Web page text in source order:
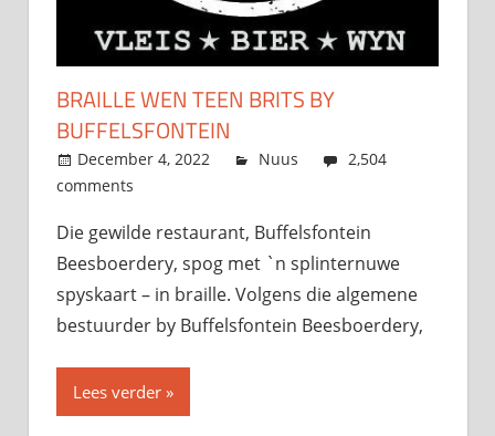
BRAILLE WEN TEEN BRITS BY
BUFFELSFONTEIN
December 4, 2022 admin
Nuus
2,504
comments
Die gewilde restaurant, Buffelsfontein
Beesboerdery, spog met `n splinternuwe
spyskaart – in braille. Volgens die algemene
bestuurder by Buffelsfontein Beesboerdery,
Lees verder